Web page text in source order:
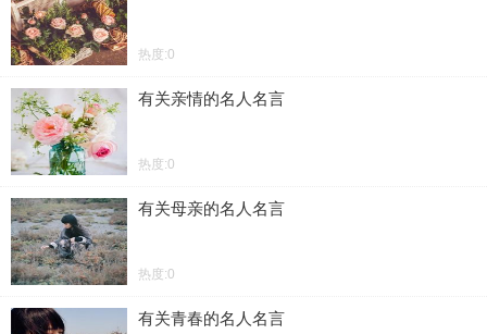
热度:0
有关亲情的名人名言
热度:0
有关母亲的名人名言
热度:0
有关青春的名人名言